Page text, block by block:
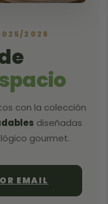
2026
con la colección
diseñadas
gourmet.
EMAIL